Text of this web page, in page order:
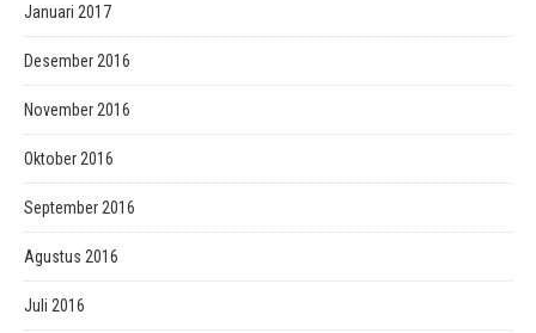
Januari 2017
Desember 2016
November 2016
Oktober 2016
September 2016
Agustus 2016
Juli 2016